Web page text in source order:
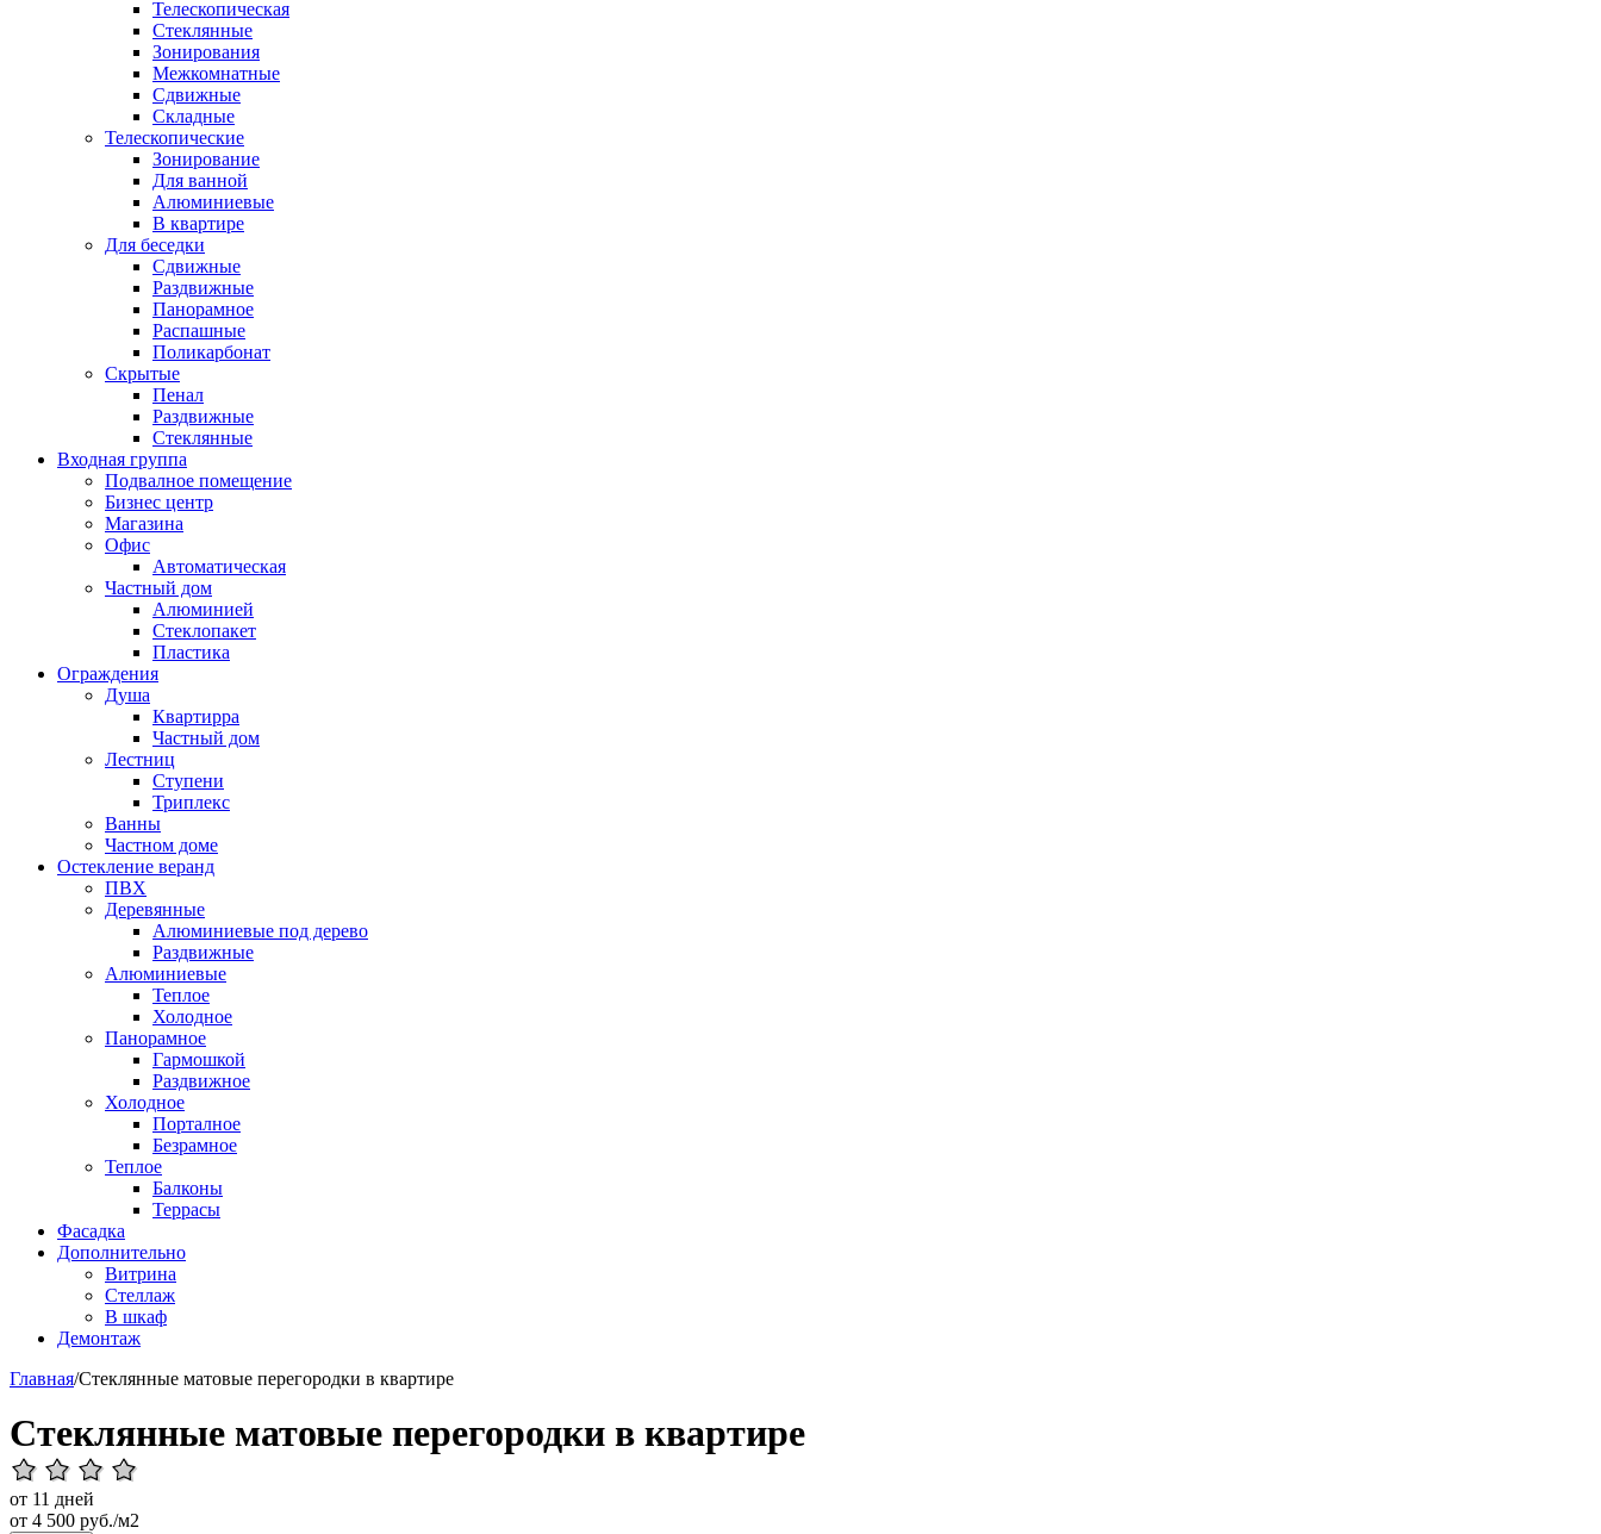
Телескопическая
Стеклянные
Зонирования
Межкомнатные
Сдвижные
Складные
Телескопические
Зонирование
Для ванной
Алюминиевые
В квартире
Для беседки
Сдвижные
Раздвижные
Панорамное
Распашные
Поликарбонат
Скрытые
Пенал
Раздвижные
Стеклянные
Входная группа
Подвалное помещение
Бизнес центр
Магазина
Офис
Автоматическая
Частный дом
Алюминией
Стеклопакет
Пластика
Ограждения
Душа
Квартирра
Частный дом
Лестниц
Ступени
Триплекс
Ванны
Частном доме
Остекление веранд
ПВХ
Деревянные
Алюминиевые под дерево
Раздвижные
Алюминиевые
Теплое
Холодное
Панорамное
Гармошкой
Раздвижное
Холодное
Порталное
Безрамное
Теплое
Балконы
Террасы
Фасадка
Дополнительно
Витрина
Стеллаж
В шкаф
Демонтаж
Главная/Стеклянные матовые перегородки в квартире
Стеклянные матовые перегородки в квартире
от 11 дней
от 4 500 руб./м2